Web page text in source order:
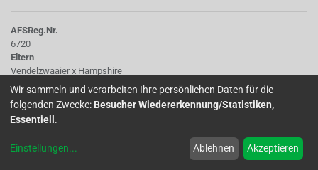
AFSReg.Nr.
6720
Eltern
Vendelzwaaier x Hampshire
Knospe/Blüte
gefüllt
Wuchs
aufrecht
Diese Sorte hat zwar bei mir erst spät zu blühen
Wir sammeln und verarbeiten Ihre persönlichen Daten für die
folgenden Zwecke: Besucher Wiedererkennung/Statistiken,
Essentiell .
Einstellungen... Ablehnen Akzeptieren